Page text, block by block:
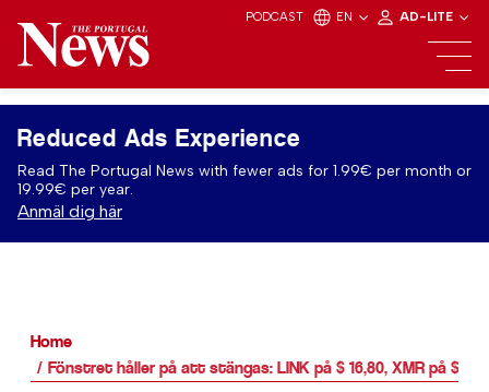
PODCAST EN AD-LITE
Reduced Ads Experience
Read The Portugal News with fewer ads for 1.99€ per month or
19.99€ per year.
Anmäl dig här
Home
Fönstret håller på att stängas: LINK på $ 16,80, XMR på $